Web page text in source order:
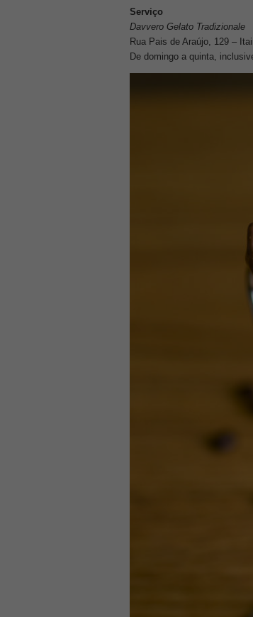
Serviço
Davvero Gelato Tradizionale
Rua Pais de Araújo, 129 –
De domingo a quinta,